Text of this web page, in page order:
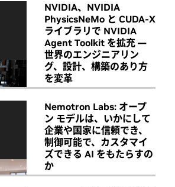
NVIDIA、NVIDIA
PhysicsNeMo と CUDA-X
ライブラリで NVIDIA
Agent Toolkit を拡充 ―
世界のエンジニアリン
グ、設計、構築のあり方
を変革
Nemotron Labs: オープ
ン モデルは、いかにして
企業や国家に信頼でき、
制御可能で、カスタマイ
ズできる AI をもたらすの
か